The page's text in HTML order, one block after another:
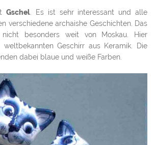
Gschel . Es ist sehr interessant und alle
verschiedene archaishe Geschichten. Das
besonders weit von Moskau. Hier
Geschirr aus Keramik. Die
dabei blaue und weiße Farben.